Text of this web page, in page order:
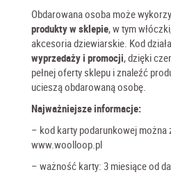
Obdarowana osoba może
produkty w sklepie, w tym
akcesoria dziewiarskie. Kod
wyprzedaży i promocji, dzięki
pełnej oferty sklepu i znaleźć
ucieszą obdarowaną osobę.
Najważniejsze informacje:
– kod karty podarunkowej
www.woolloop.pl
– ważność karty: 3 miesiące od